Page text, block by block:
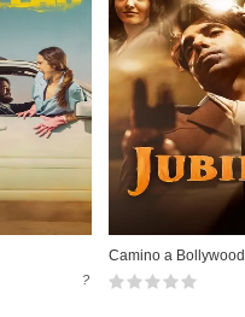
?
Camino a Bollywood